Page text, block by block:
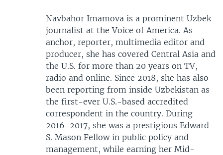
Navbahor Imamova is a prominent Uzbek
journalist at the Voice of America. As
anchor, reporter, multimedia editor and
producer, she has covered Central Asia and
the U.S. for more than 20 years on TV,
radio and online. Since 2018, she has also
been reporting from inside Uzbekistan as
the first-ever U.S.-based accredited
correspondent in the country. During
2016-2017, she was a prestigious Edward
S. Mason Fellow in public policy and
management, while earning her Mid-